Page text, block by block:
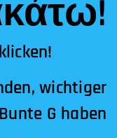
wichtiger
G haben